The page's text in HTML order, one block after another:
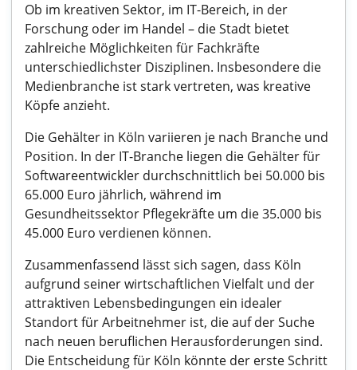
Ob im kreativen Sektor, im IT-Bereich, in der
Forschung oder im Handel – die Stadt bietet
zahlreiche Möglichkeiten für Fachkräfte
unterschiedlichster Disziplinen. Insbesondere die
Medienbranche ist stark vertreten, was kreative
Köpfe anzieht.
Die Gehälter in Köln variieren je nach Branche und
Position. In der IT-Branche liegen die Gehälter für
Softwareentwickler durchschnittlich bei 50.000 bis
65.000 Euro jährlich, während im
Gesundheitssektor Pflegekräfte um die 35.000 bis
45.000 Euro verdienen können.
Zusammenfassend lässt sich sagen, dass Köln
aufgrund seiner wirtschaftlichen Vielfalt und der
attraktiven Lebensbedingungen ein idealer
Standort für Arbeitnehmer ist, die auf der Suche
nach neuen beruflichen Herausforderungen sind.
Die Entscheidung für Köln könnte der erste Schritt